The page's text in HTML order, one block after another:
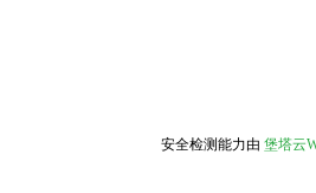
安全检测能力由 堡塔云